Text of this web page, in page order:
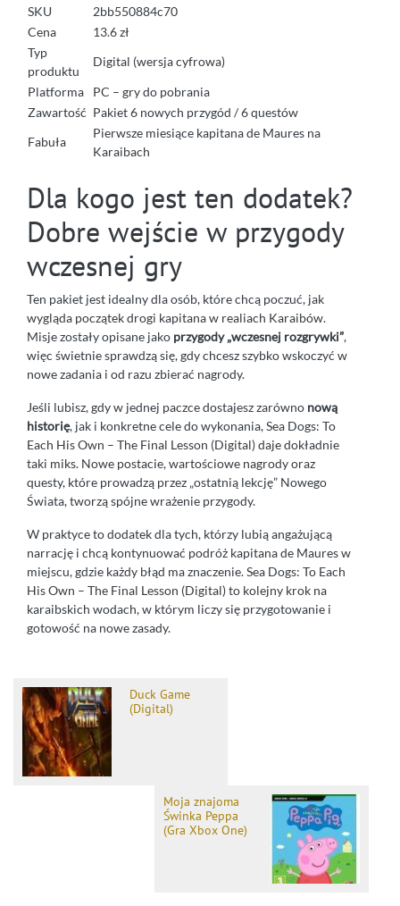
SKU
2bb550884c70
Cena
13.6 zł
Typ
produktu
Digital (wersja cyfrowa)
Platforma
PC – gry do pobrania
Zawartość Pakiet 6 nowych przygód / 6 questów
Fabuła
Pierwsze miesiące kapitana de Maures na
Karaibach
Dla kogo jest ten dodatek?
Dobre wejście w przygody
wczesnej gry
Ten pakiet jest idealny dla osób, które chcą poczuć, jak
wygląda początek drogi kapitana w realiach Karaibów.
Misje zostały opisane jako przygody „wczesnej rozgrywki”,
więc świetnie sprawdzą się, gdy chcesz szybko wskoczyć w
nowe zadania i od razu zbierać nagrody.
Jeśli lubisz, gdy w jednej paczce dostajesz zarówno nową
historię, jak i konkretne cele do wykonania, Sea Dogs: To
Each His Own – The Final Lesson (Digital) daje dokładnie
taki miks. Nowe postacie, wartościowe nagrody oraz
questy, które prowadzą przez „ostatnią lekcję” Nowego
Świata, tworzą spójne wrażenie przygody.
W praktyce to dodatek dla tych, którzy lubią angażującą
narrację i chcą kontynuować podróż kapitana de Maures w
miejscu, gdzie każdy błąd ma znaczenie. Sea Dogs: To Each
His Own – The Final Lesson (Digital) to kolejny krok na
karaibskich wodach, w którym liczy się przygotowanie i
gotowość na nowe zasady.
Duck Game
(Digital)
Moja znajoma
Świnka Peppa
(Gra Xbox One)